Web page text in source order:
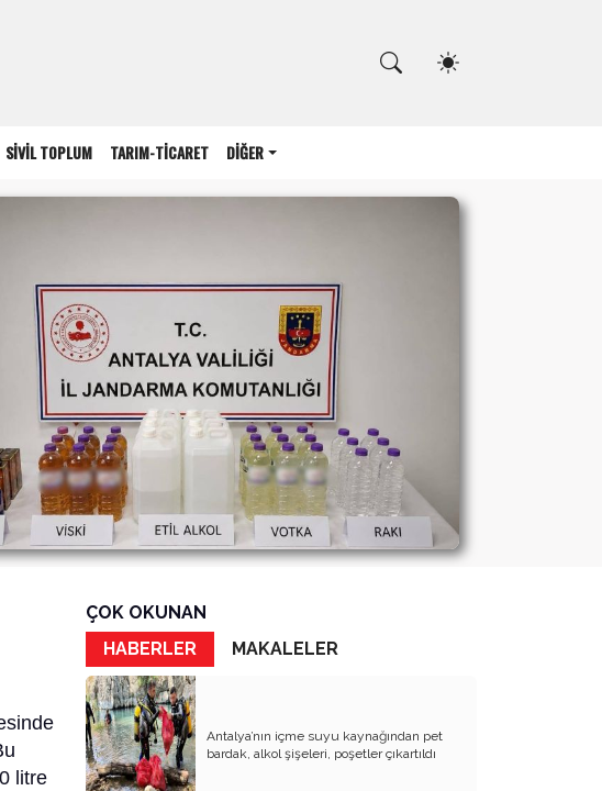
SİVİL TOPLUM TARIM-TİCARET DİĞER
litre
ÇOK OKUNAN
HABERLER
MAKALELER
Antalya’nın içme suyu kaynağından pet
bardak, alkol şişeleri, poşetler çıkartıldı